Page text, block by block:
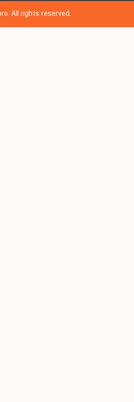
All rights reserved.